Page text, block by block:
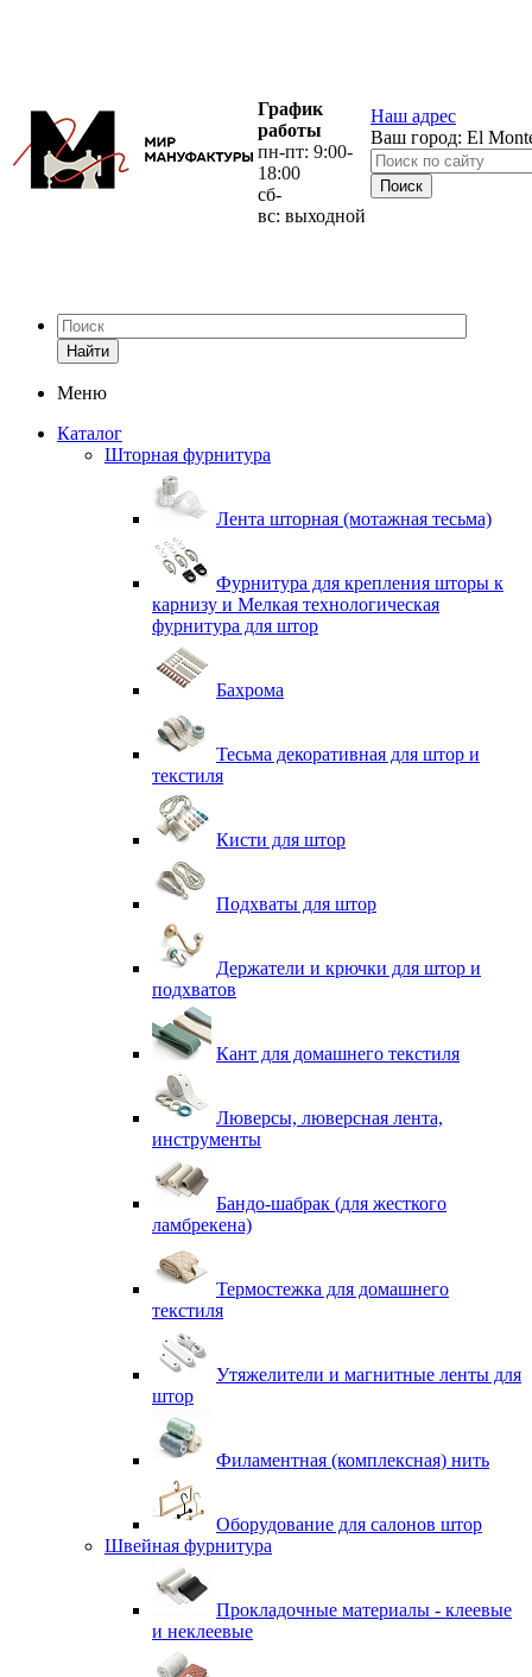
График
работы
пн-пт: 9:00-
18:00
сб-
вс: выходной
Наш адрес
Ваш город: El
Найти
Меню
Каталог
Шторная фурнитура
Лента шторная (мотажная тесьма)
Фурнитура для крепления шторы к
карнизу и Мелкая технологическая
фурнитура для штор
Бахрома
Тесьма декоративная для штор и
текстиля
Кисти для штор
Подхваты для штор
Держатели и крючки для штор и
подхватов
Кант для домашнего текстиля
Люверсы, люверсная лента,
инструменты
Бандо-шабрак (для жесткого
ламбрекена)
Термостежка для домашнего
текстиля
Утяжелители и магнитные ленты для
штор
Филаментная (комплексная) нить
Оборудование для салонов штор
Швейная фурнитура
Прокладочные материалы - клеевые
и неклеевые